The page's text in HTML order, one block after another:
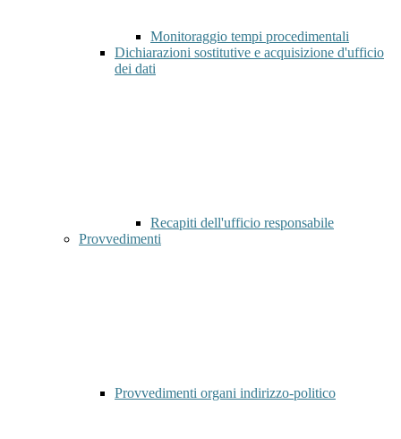
Monitoraggio tempi procedimentali
Dichiarazioni sostitutive e acquisizione d'ufficio
dei dati
Recapiti dell'ufficio responsabile
Provvedimenti
Provvedimenti organi indirizzo-politico